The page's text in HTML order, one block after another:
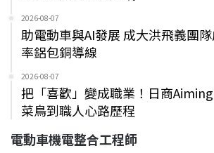
2026-08-07
助電動車與AI發展 成大洪飛義團
率鋁包銅導線
2026-08-07
把「喜歡」變成職業！日商
菜鳥到職人心路歷程
電動車機電整合工程師